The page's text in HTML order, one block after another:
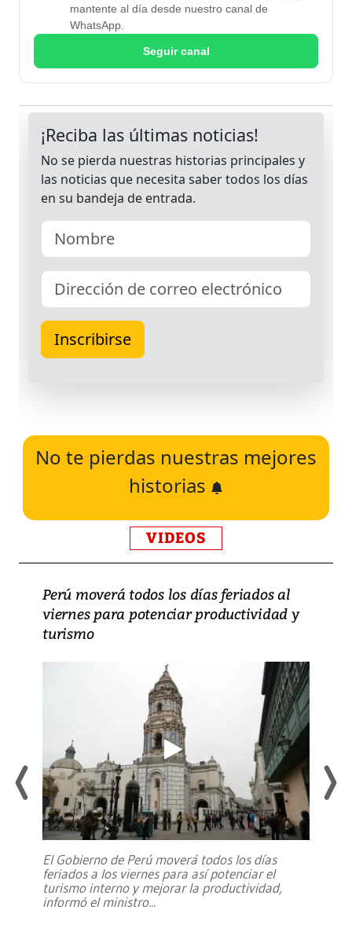
mantente al día desde nuestro canal de
WhatsApp.
Seguir canal
No te pierdas nuestras mejores
historias
VIDEOS
Perú moverá todos los días feriados al
viernes para potenciar productividad y
turismo
El Gobierno de Perú moverá todos los días
feriados a los viernes para así potenciar el
turismo interno y mejorar la productividad,
informó el ministro...